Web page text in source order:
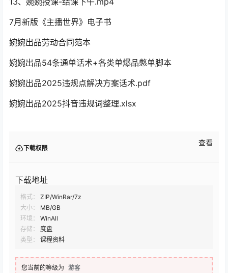
7月新版《主播世界》电子书
婉婉出品劳动合同范本
婉婉出品54条通单话术+各类单爆品憋单脚本
婉婉出品2025违规点解决方案话术.pdf
婉婉出品2025抖音违规词整理.xlsx
下载权限
查看
下载地址
格式：
ZIP/WinRar/7z
大小：
MB/GB
环境：
WinAll
存储：
度盘
类型：
课程资料
您当前的等级为 游客